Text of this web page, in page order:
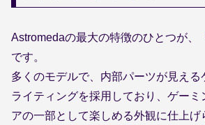
Astromedaの最大の特徴のひとつが、
です。
多くのモデルで、内部パーツが見える
ライティングを採用しており、ゲーミ
アの一部として楽しめる外観に仕上げ